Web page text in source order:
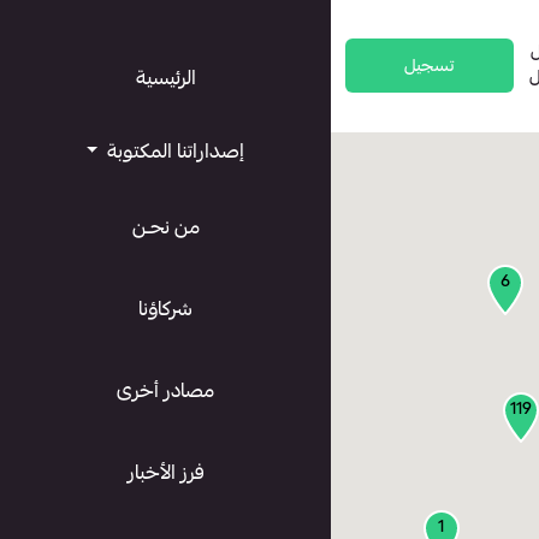
تسجيل
119
6
1
الرئيسية
إصداراتنا المكتوبة
من نحـن
شركاؤنا
مصادر أخرى
فرز الأخبار